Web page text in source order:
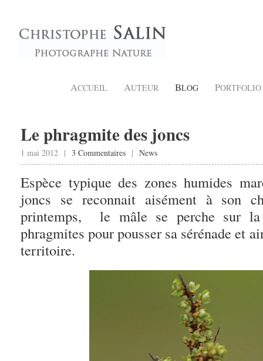
ACCUEIL AUTEUR BLOG PORTFOLIO
Le phragmite des joncs
1 mai 2012 | 3 Commentaires | News
Espèce typique des zones humides
joncs se reconnait aisément à son
printemps, le mâle se perche sur
phragmites pour pousser sa sérénade et
territoire.